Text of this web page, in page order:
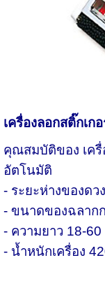
เครื่องลอกสติ๊กเก
คุณสมบัติของ เครื่
อัตโนมัติ
- ระยะห่างของดว
- ขนาดของฉลาก
- ความยาว 18-60
- น้ำหนักเครื่อง